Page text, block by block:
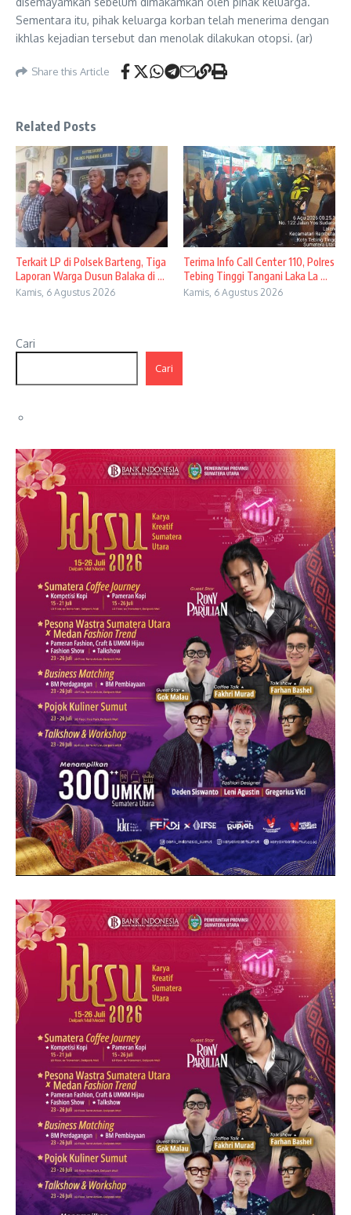
Sementara itu, pihak keluarga korban telah menerima dengan
ikhlas kejadian tersebut dan menolak dilakukan otopsi. (ar)
Share this Article
Related Posts
Terkait LP di Polsek Barteng, Tiga
Laporan Warga Dusun Balaka di ...
Kamis, 6 Agustus 2026
Terima Info Call Center 110, Polres
Tebing Tinggi Tangani Laka La ...
Kamis, 6 Agustus 2026
Cari
Cari